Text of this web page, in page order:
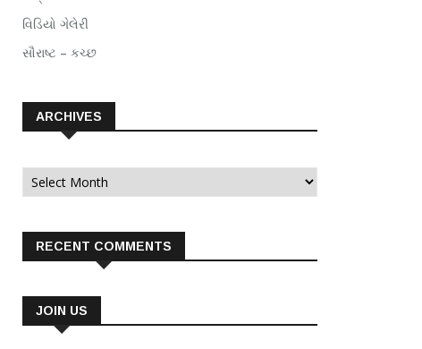
વિડિયો ગેલેરી
સૌરાષ્ટ – કચ્છ
ARCHIVES
Archives
RECENT COMMENTS
JOIN US